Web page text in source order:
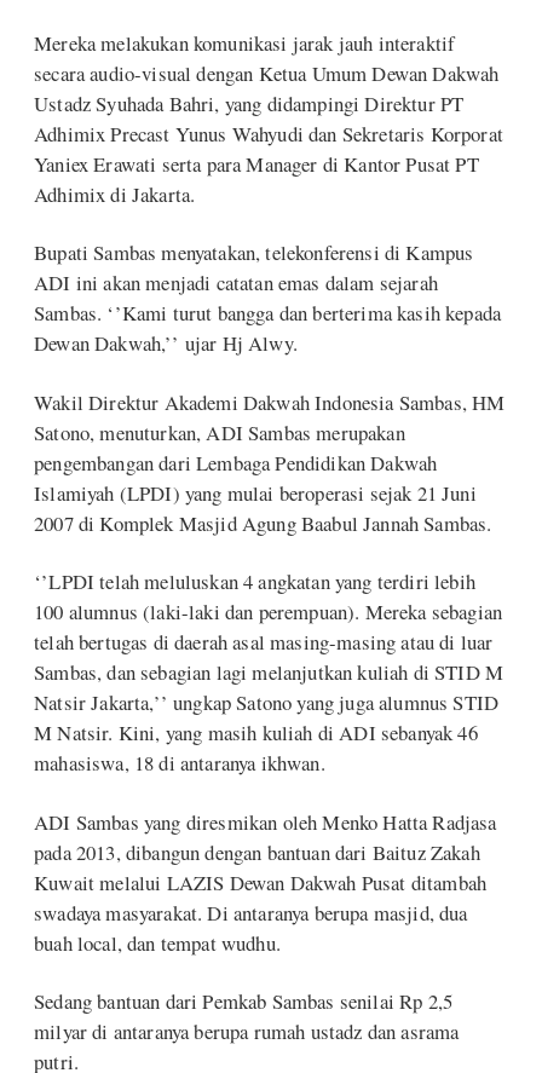
Mereka melakukan komunikasi jarak jauh interaktif
secara audio-visual dengan Ketua Umum Dewan Dakwah
Ustadz Syuhada Bahri, yang didampingi Direktur PT
Adhimix Precast Yunus Wahyudi dan Sekretaris Korporat
Yaniex Erawati serta para Manager di Kantor Pusat PT
Adhimix di Jakarta.
Bupati Sambas menyatakan, telekonferensi di Kampus
ADI ini akan menjadi catatan emas dalam sejarah
Sambas. ‘’Kami turut bangga dan berterima kasih kepada
Dewan Dakwah,’’ ujar Hj Alwy.
Wakil Direktur Akademi Dakwah Indonesia Sambas, HM
Satono, menuturkan, ADI Sambas merupakan
pengembangan dari Lembaga Pendidikan Dakwah
Islamiyah (LPDI) yang mulai beroperasi sejak 21 Juni
2007 di Komplek Masjid Agung Baabul Jannah Sambas.
‘’LPDI telah meluluskan 4 angkatan yang terdiri lebih
100 alumnus (laki-laki dan perempuan). Mereka sebagian
telah bertugas di daerah asal masing-masing atau di luar
Sambas, dan sebagian lagi melanjutkan kuliah di STID M
Natsir Jakarta,’’ ungkap Satono yang juga alumnus STID
M Natsir. Kini, yang masih kuliah di ADI sebanyak 46
mahasiswa, 18 di antaranya ikhwan.
ADI Sambas yang diresmikan oleh Menko Hatta Radjasa
pada 2013, dibangun dengan bantuan dari Baituz Zakah
Kuwait melalui LAZIS Dewan Dakwah Pusat ditambah
swadaya masyarakat. Di antaranya berupa masjid, dua
buah local, dan tempat wudhu.
Sedang bantuan dari Pemkab Sambas senilai Rp 2,5
milyar di antaranya berupa rumah ustadz dan asrama
putri.